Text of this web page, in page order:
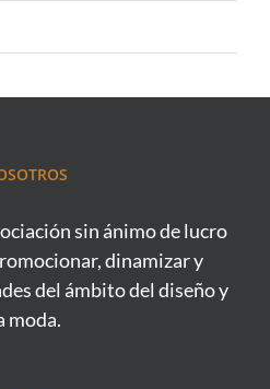
sin ánimo de lucro
dinamizar y
del ámbito del diseño y
moda.